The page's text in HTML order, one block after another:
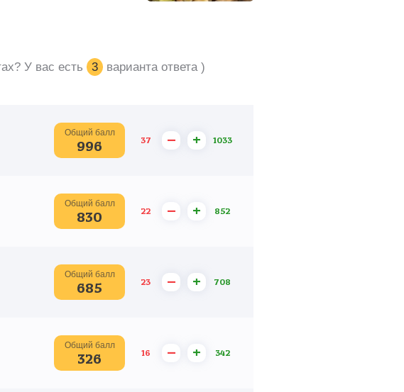
У вас есть 3 варианта ответа )
Общий балл
996 37 – + 1033
Общий балл
830 22 – + 852
Общий балл
685 23 – + 708
Общий балл
326 16 – + 342